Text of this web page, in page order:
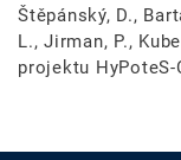
Štěpánský, D.,
L., Jirman, P.,
projektu HyPoteS-